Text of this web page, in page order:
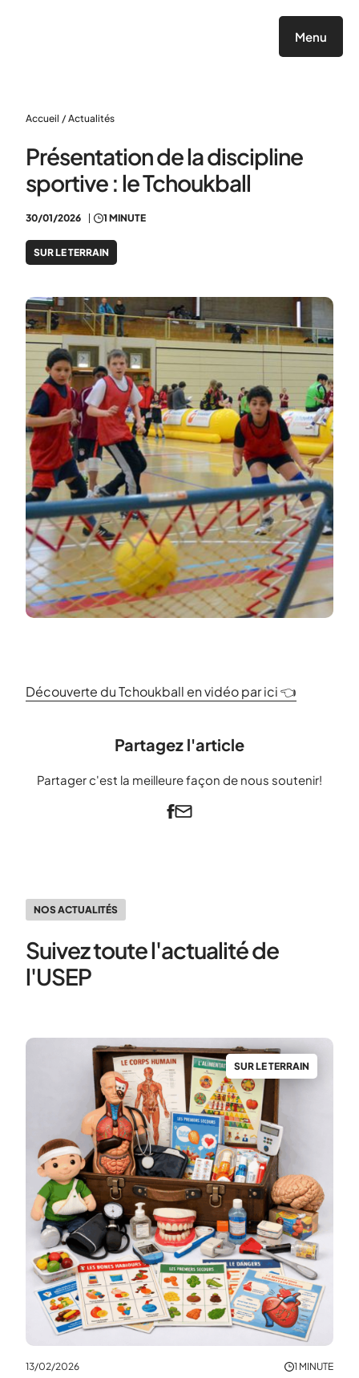
Menu
Accueil / Actualités
Présentation de la discipline
sportive : le Tchoukball
30/01/2026 1 MINUTE
SUR LE TERRAIN
Découverte du Tchoukball en vidéo par ici 👈
Partagez l'article
Partager c'est la meilleure façon de nous soutenir!
NOS ACTUALITÉS
Suivez toute l'actualité de
l'USEP
SUR LE TERRAIN
13/02/2026 1 MINUTE